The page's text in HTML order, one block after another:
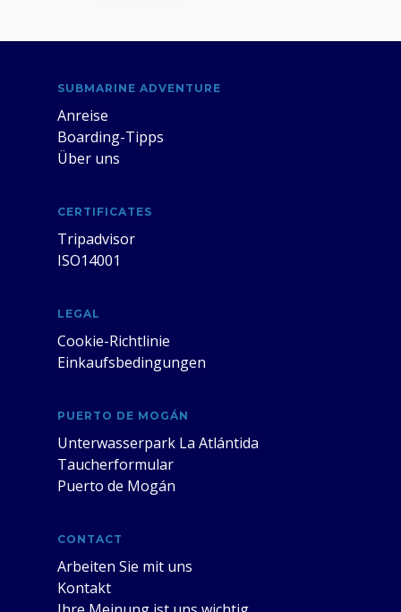
SUBMARINE ADVENTURE
Anreise
Boarding-Tipps
Über uns
CERTIFICATES
Tripadvisor
ISO14001
LEGAL
Cookie-Richtlinie
Einkaufsbedingungen
PUERTO DE MOGÁN
Unterwasserpark La Atlántida
Taucherformular
Puerto de Mogán
CONTACT
Arbeiten Sie mit uns
Kontakt